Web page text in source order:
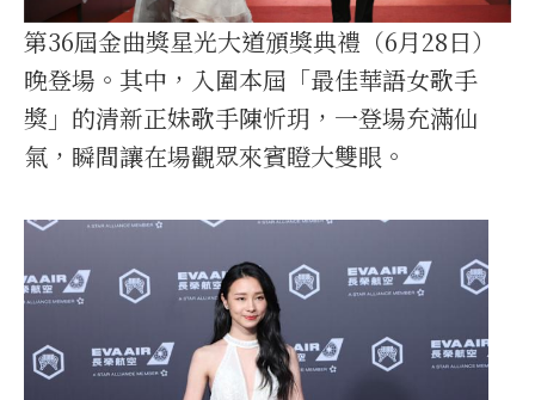
第36屆金曲獎星光大道頒獎典禮（6月28日）
晚登場。其中，入圍本屆「最佳華語女歌手
獎」的清新正妹歌手陳忻玥，一登場充滿仙
氣，瞬間讓在場觀眾來賓瞪大雙眼。